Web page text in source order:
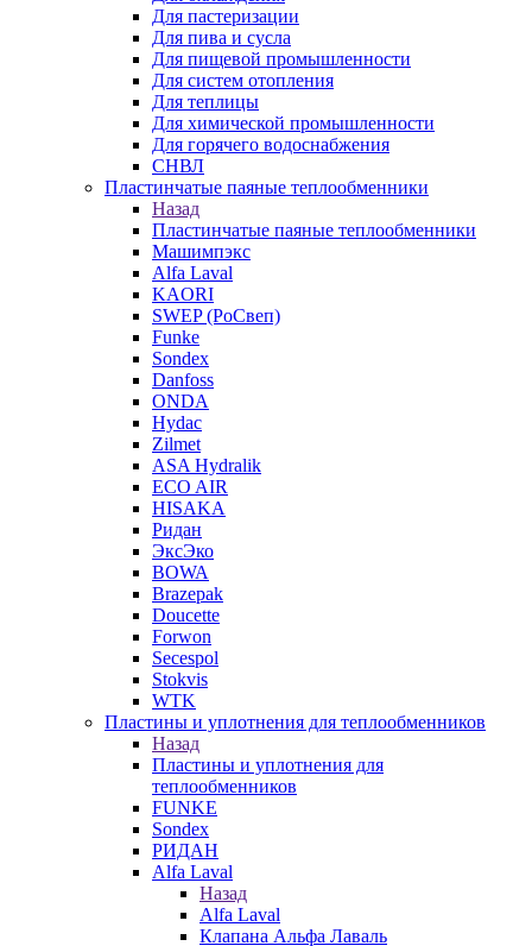
Для пастеризации
Для пива и сусла
Для пищевой промышленности
Для систем отопления
Для теплицы
Для химической промышленности
Для горячего водоснабжения
СНВЛ
Пластинчатые паяные теплообменники
Назад
Пластинчатые паяные теплообменники
Машимпэкс
Alfa Laval
KAORI
SWEP (РоСвеп)
Funke
Sondex
Danfoss
ONDA
Hydac
Zilmet
ASA Hydralik
ECO AIR
HISAKA
Ридан
ЭксЭко
BOWA
Brazepak
Doucette
Forwon
Secespol
Stokvis
WTK
Пластины и уплотнения для теплообменников
Назад
Пластины и уплотнения для
теплообменников
FUNKE
Sondex
РИДАН
Alfa Laval
Назад
Alfa Laval
Клапана Альфа Лаваль